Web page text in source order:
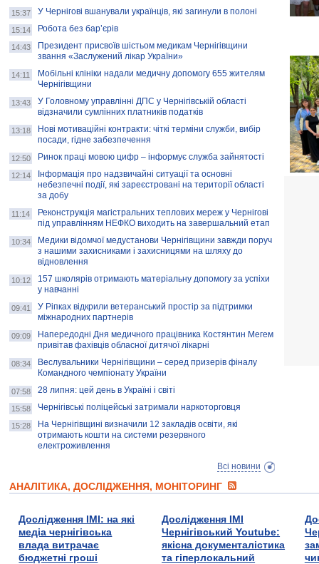
Золота тварина: видання Forbes
написало про чернігівця Патрона: хто і
скільки на ньому заробляє? І куди
витрачають?
15:37 У Чернігові вшанували українців, які загинули в полоні
15:14 Робота без бар’єрів
14:43
Президент присвоїв шістьом медикам Чернігівщини
звання «Заслужений лікар України»
14:11
Мобільні клініки надали медичну допомогу 655 жителям
Чернігівщини
13:43
У Головному управлінні ДПС у Чернігівській області
відзначили сумлінних платників податків
13:18
Нові мотиваційні контракти: чіткі терміни служби, вибір
посади, гідне забезпечення
12:50 Ринок праці мовою цифр – інформує служба зайнятості
12:14
Інформація про надзвичайні ситуації та основні
небезпечні події, які зареєстровані на території області
за добу
11:14
Реконструкція магістральних теплових мереж у Чернігові
під управлінням НЕФКО виходить на завершальний етап
10:34
Медики відомчої медустанови Чернігівщини завжди поруч
з нашими захисниками і захисницями на шляху до
відновлення
10:12
157 школярів отримають матеріальну допомогу за успіхи
у навчанні
09:41
У Ріпках відкрили ветеранський простір за підтримки
міжнародних партнерів
09:09
Напередодні Дня медичного працівника Костянтин Мегем
привітав фахівців обласної дитячої лікарні
08:34
Веслувальники Чернігівщини – серед призерів фіналу
Командного чемпіонату України
07:58 28 липня: цей день в Україні і світі
15:58 Чернігівські поліцейські затримали наркоторговця
15:28
На Чернігівщині визначили 12 закладів освіти, які
отримають кошти на системи резервного
електроживлення
Всі новини
АНАЛІТИКА, ДОСЛІДЖЕННЯ, МОНІТОРИНГ
Дослідження ІМІ: на які
медіа чернігівська
влада витрачає
бюджетні гроші
Дослідження ІМІ
Чернігівський Youtube:
якісна документалістика
та гіперлокальний